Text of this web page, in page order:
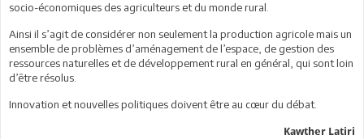
socio-économiques des agriculteurs et du monde rural.
Ainsi il s’agit de considérer non seulement la production agricole mais un
ensemble de problèmes d’aménagement de l’espace, de gestion des
ressources naturelles et de développement rural en général, qui sont loin
d’être résolus.
Innovation et nouvelles politiques doivent être au cœur du débat.
Kawther Latiri